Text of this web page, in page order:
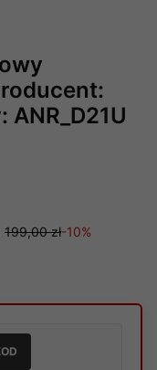
199,00 zł-10%